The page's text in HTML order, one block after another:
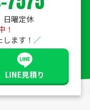
日曜定休
！
ます！
LINE見積り